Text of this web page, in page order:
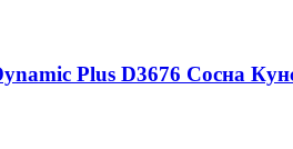
Plus D3676 Сосна